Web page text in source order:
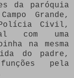
da paróquia
Grande,
Polícia Civil,
com uma
na mesma
do padre,
pela